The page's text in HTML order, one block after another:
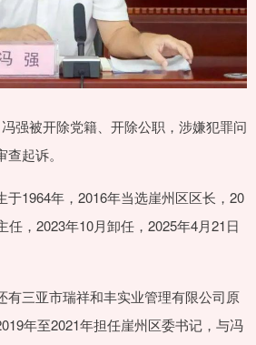
强被开除党籍、开除公职，涉嫌犯罪问
起诉。
于1964年，2016年当选崖州区区长，20
任，2023年10月卸任，2025年4月21日
有三亚市瑞祥和丰实业管理有限公司原
年至2021年担任崖州区委书记，与冯